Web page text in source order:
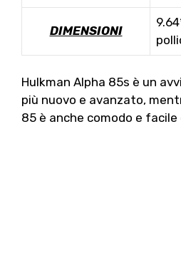
DIMENSIONI
Hulkman Alpha 85s è un
più nuovo e avanzato,
85 è anche comodo e facile